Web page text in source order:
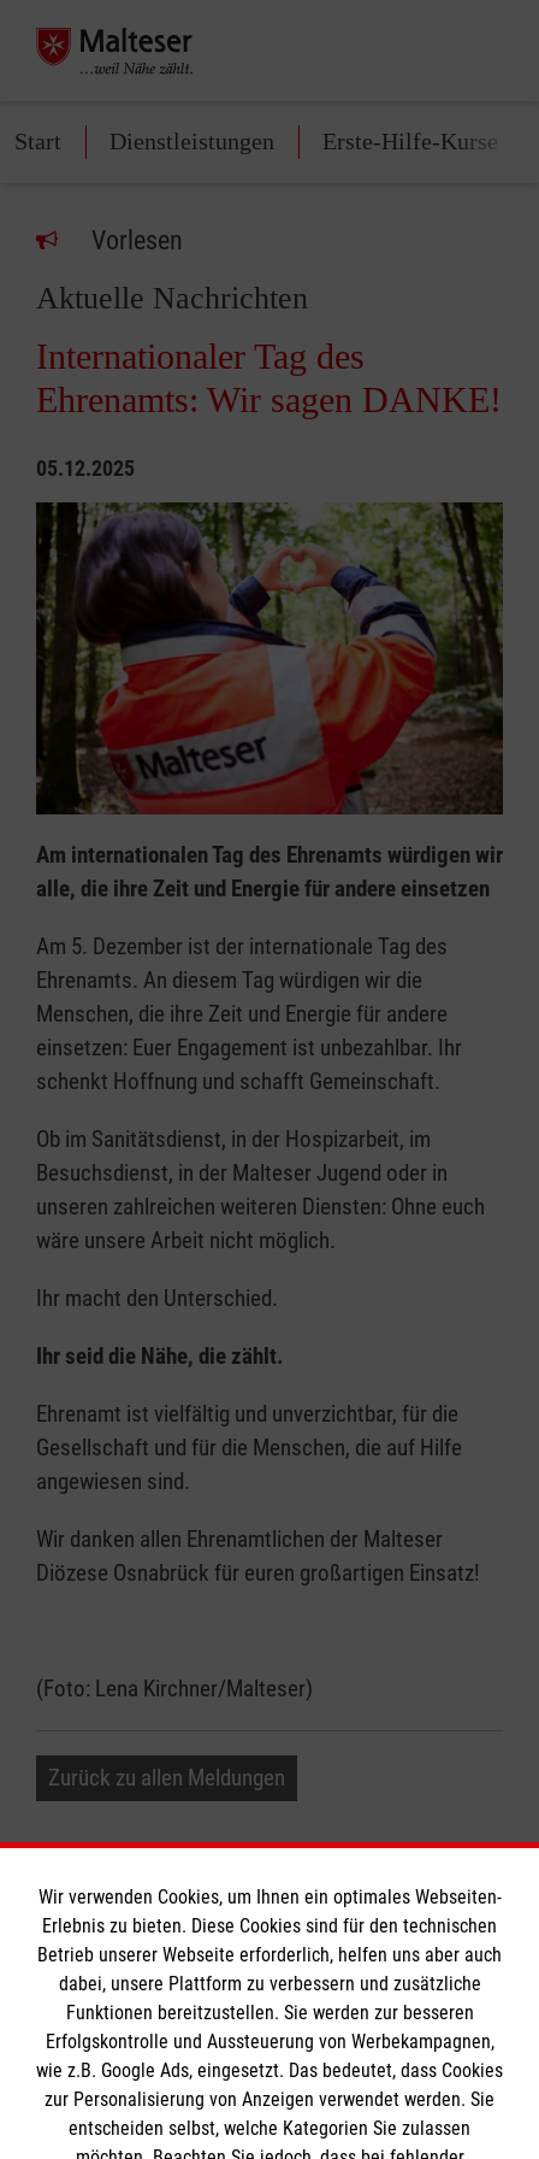
Start Dienstleistungen Erste-Hilfe-Kurse
Vorlesen
Aktuelle Nachrichten
Internationaler Tag des
Ehrenamts: Wir sagen DANKE!
05.12.2025
Am internationalen Tag des Ehrenamts würdigen wir
alle, die ihre Zeit und Energie für andere einsetzen
Am 5. Dezember ist der internationale Tag des
Ehrenamts. An diesem Tag würdigen wir die
Menschen, die ihre Zeit und Energie für andere
einsetzen: Euer Engagement ist unbezahlbar. Ihr
schenkt Hoffnung und schafft Gemeinschaft.
Ob im Sanitätsdienst, in der Hospizarbeit, im
Besuchsdienst, in der Malteser Jugend oder in
unseren zahlreichen weiteren Diensten: Ohne euch
wäre unsere Arbeit nicht möglich.
Ihr macht den Unterschied.
Ihr seid die Nähe, die zählt.
Ehrenamt ist vielfältig und unverzichtbar, für die
Gesellschaft und für die Menschen, die auf Hilfe
angewiesen sind.
Wir danken allen Ehrenamtlichen der Malteser
Diözese Osnabrück für euren großartigen Einsatz!
(Foto: Lena Kirchner/Malteser)
Zurück zu allen Meldungen
Informationen
Impressum
Datenschutz
Kontakt
Barrierefreiheit
Die Malteser
Wir verwenden Cookies, um Ihnen ein optimales Webseiten-
Erlebnis zu bieten. Diese Cookies sind für den technischen
Betrieb unserer Webseite erforderlich, helfen uns aber auch
dabei, unsere Plattform zu verbessern und zusätzliche
Funktionen bereitzustellen. Sie werden zur besseren
Erfolgskontrolle und Aussteuerung von Werbekampagnen,
wie z.B. Google Ads, eingesetzt. Das bedeutet, dass Cookies
zur Personalisierung von Anzeigen verwendet werden. Sie
entscheiden selbst, welche Kategorien Sie zulassen